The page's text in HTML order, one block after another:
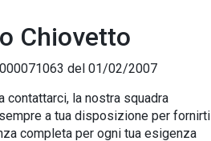
Chiovetto
del 01/02/2007
contattarci, la nostra squadra
a tua disposizione per fornirti
completa per ogni tua esigenza